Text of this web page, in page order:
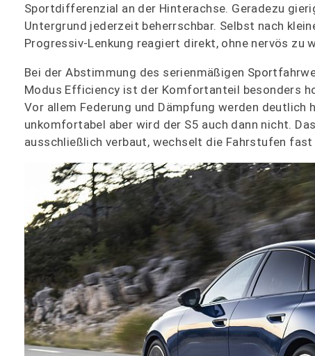
Sportdifferenzial an der Hinterachse. Geradezu
Untergrund jederzeit beherrschbar. Selbst nach
Progressiv-Lenkung reagiert direkt, ohne nervös zu
Bei der Abstimmung des serienmäßigen
Modus Efficiency ist der Komfortanteil besonders
Vor allem Federung und Dämpfung werden
unkomfortabel aber wird der S5 auch dann nicht.
ausschließlich verbaut, wechselt die Fahrstufen